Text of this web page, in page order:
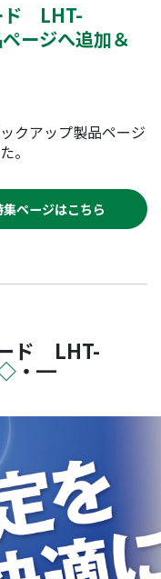
ド LHT-
ージへ追加＆
クアップ製品ページ
。
ページはこちら
ード LHT-
・━